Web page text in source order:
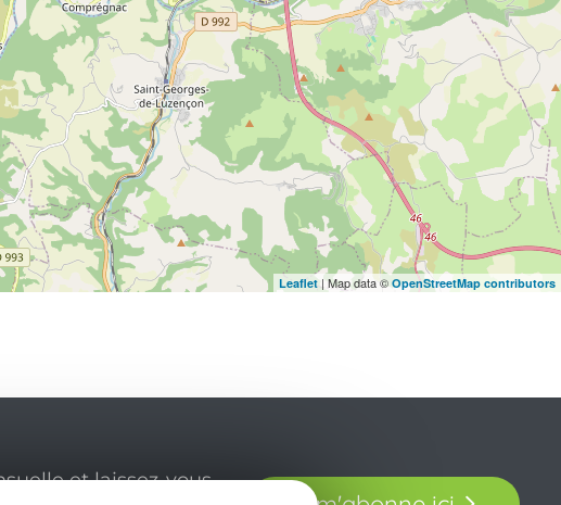
Leaflet| Map data © OpenStreetMap contributors
et laissez-vous